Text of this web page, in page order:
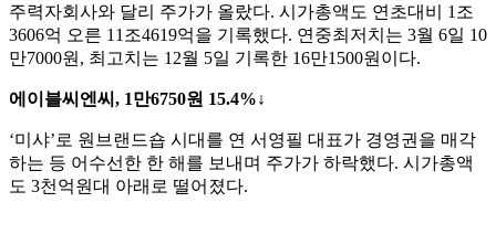
주력자회사와 달리 주가가 올랐다. 시가총액도 연초대비 1조
3606억 오른 11조4619억을 기록했다. 연중최저치는 3월 6일 10
만7000원, 최고치는 12월 5일 기록한 16만1500원이다.
에이블씨엔씨, 1만6750원 15.4%↓
‘미샤’로 원브랜드숍 시대를 연 서영필 대표가 경영권을 매각
하는 등 어수선한 한 해를 보내며 주가가 하락했다. 시가총액
도 3천억원대 아래로 떨어졌다.